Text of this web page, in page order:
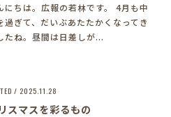
にちは。広報の若林です。 4月も中
過ぎて、だいぶあたたかくなってき
たね。昼間は日差しが...
/ 2025.11.28
スマスを彩るもの